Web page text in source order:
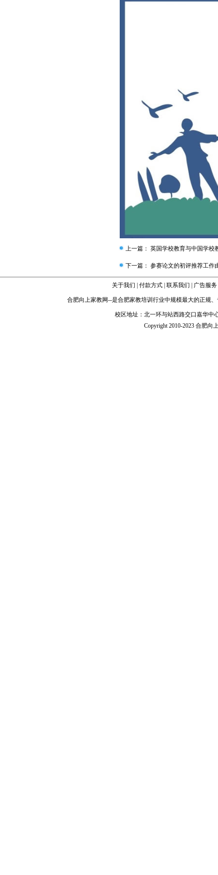
上一篇： 英国学校教育与中国学校
下一篇： 参赛论文的初评推荐工作
关于我们 付款方式 联系我们 广告服务
合肥向上家教网--是合肥家教培训行业中规模最大的正规
校区地址：北一环与站西路交口嘉华
Copyright 2010-2023 合肥向